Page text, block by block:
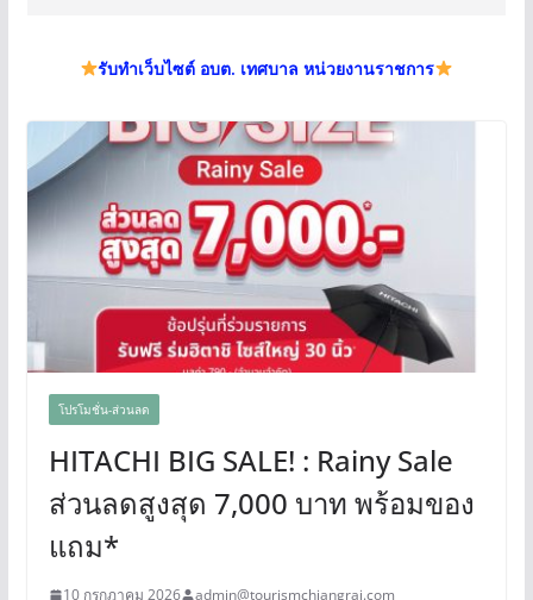
รับทำเว็บไซต์ อบต. เทศบาล หน่วยงานราชการ
โปรโมชั่น-ส่วนลด
HITACHI BIG SALE! : Rainy Sale
ส่วนลดสูงสุด 7,000 บาท พร้อมของ
แถม*
10 กรกฎาคม 2026 admin@tourismchiangrai.com